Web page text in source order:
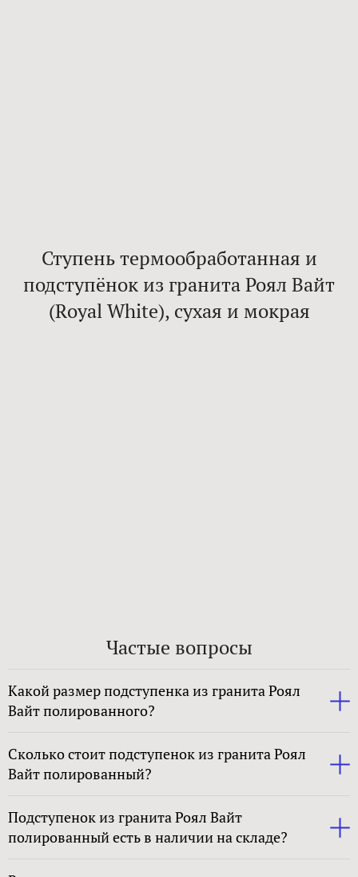
Ступень термообработанная и
подступёнок из гранита Роял Вайт
(Royal White), сухая и мокрая
Частые вопросы
Какой размер подступенка из гранита Роял
Вайт полированного?
Сколько стоит подступенок из гранита Роял
Вайт полированный?
Подступенок из гранита Роял Вайт
полированный есть в наличии на складе?